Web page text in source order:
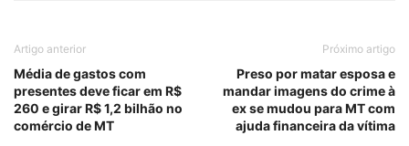
Artigo anterior
Média de gastos com
presentes deve ficar em R$
260 e girar R$ 1,2 bilhão no
comércio de MT
Próximo artigo
Preso por matar esposa e
mandar imagens do crime à
ex se mudou para MT com
ajuda financeira da vítima